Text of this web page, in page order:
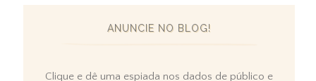
ANUNCIE NO BLOG!
Clique e dê uma espiada nos dados de público e